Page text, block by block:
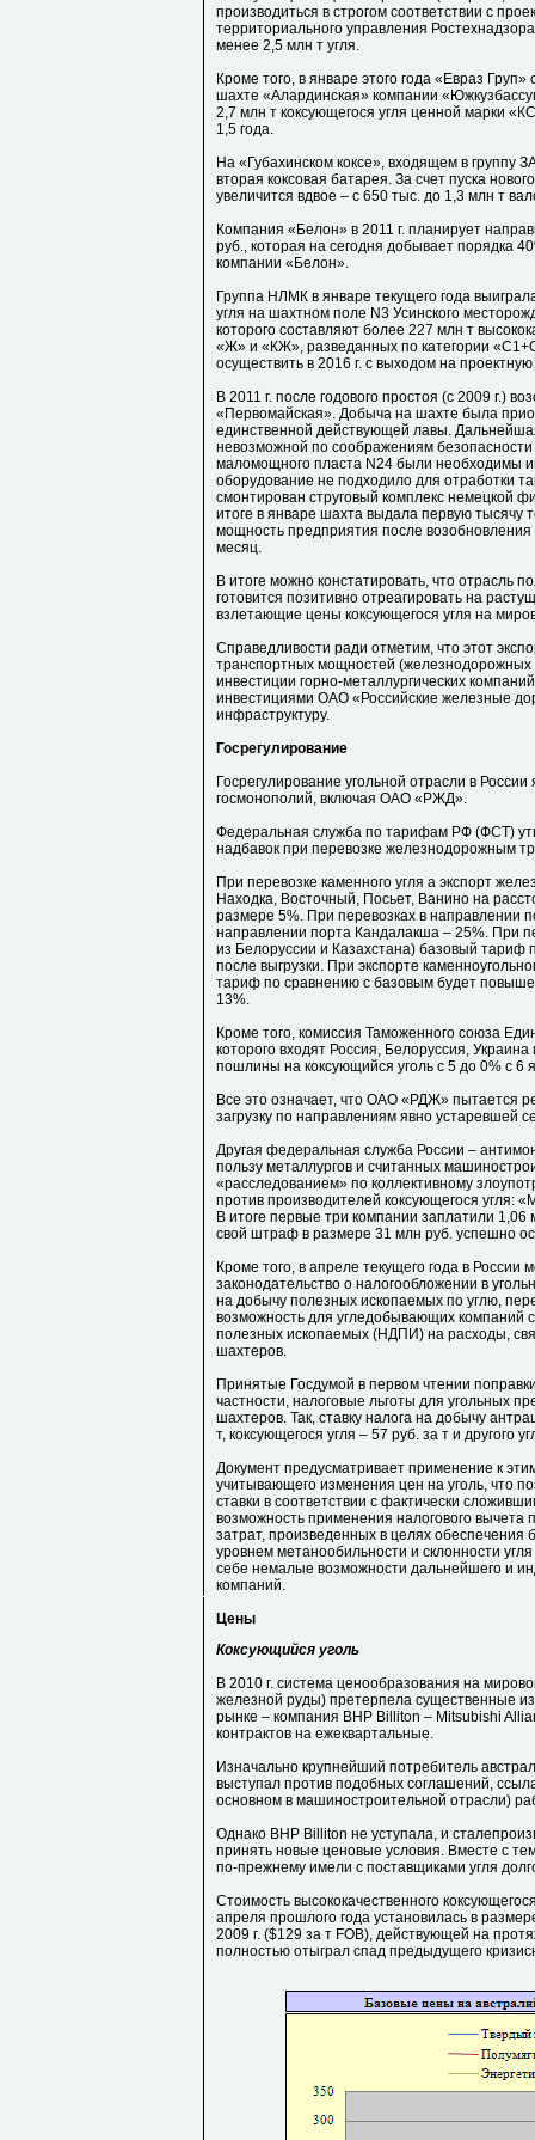
производиться в строгом соответствии с
территориального управления
менее 2,5 млн т угля.
Кроме того, в январе этого года «Евраз
шахте «Алардинская» компании
2,7 млн т коксующегося угля ценной марки
1,5 года.
На «Губахинском коксе», входящем в группу
вторая коксовая батарея. За счет пуска
увеличится вдвое – с 650 тыс. до 1,3 млн т
Компания «Белон» в 2011 г. планирует
руб., которая на сегодня добывает порядка
компании «Белон».
Группа НЛМК в январе текущего года
угля на шахтном поле N3 Усинского
которого составляют более 227 млн т
«Ж» и «КЖ», разведанных по категории
осуществить в 2016 г. с выходом на
В 2011 г. после годового простоя (с 2009 г.)
«Первомайская». Добыча на шахте была
единственной действующей лавы.
невозможной по соображениям
маломощного пласта N24 были необходимы
оборудование не подходило для отработки
смонтирован струговый комплекс немецкой
итоге в январе шахта выдала первую тысячу
мощность предприятия после возобновления
месяц.
В итоге можно констатировать, что отрасль
готовится позитивно отреагировать на
взлетающие цены коксующегося угля на
Справедливости ради отметим, что этот
транспортных мощностей
инвестиции горно-металлургических
инвестициями ОАО «Российские железные
инфраструктуру.
Госрегулирование
Госрегулирование угольной отрасли в
госмонополий, включая ОАО «РЖД».
Федеральная служба по тарифам РФ (ФСТ)
надбавок при перевозке железнодорожным
При перевозке каменного угля а экспорт
Находка, Восточный, Посьет, Ванино на
размере 5%. При перевозках в направлении
направлении порта Кандалакша – 25%. При
из Белоруссии и Казахстана) базовый тариф
после выгрузки. При экспорте
тариф по сравнению с базовым будет
13%.
Кроме того, комиссия Таможенного союза
которого входят Россия, Белоруссия,
пошлины на коксующийся уголь с 5 до 0% с 6
Все это означает, что ОАО «РДЖ» пытается
загрузку по направлениям явно устаревшей
Другая федеральная служба России –
пользу металлургов и считанных
«расследованием» по коллективному
против производителей коксующегося угля:
В итоге первые три компании заплатили
свой штраф в размере 31 млн руб. успешно
Кроме того, в апреле текущего года в России
законодательство о налогообложении в
на добычу полезных ископаемых по углю,
возможность для угледобывающих компаний
полезных ископаемых (НДПИ) на расходы,
шахтеров.
Принятые Госдумой в первом чтении
частности, налоговые льготы для угольных
шахтеров. Так, ставку налога на добычу
т, коксующегося угля – 57 руб. за т и другого
Документ предусматривает применение к
учитывающего изменения цен на уголь, что
ставки в соответствии с фактически
возможность применения налогового
затрат, произведенных в целях обеспечения
уровнем метанообильности и склонности
себе немалые возможности дальнейшего и
компаний.
Цены
Коксующийся уголь
В 2010 г. система ценообразования на
железной руды) претерпела существенные
рынке – компания BHP Billiton – Mitsubishi
контрактов на ежеквартальные.
Изначально крупнейший потребитель
выступал против подобных соглашений,
основном в машиностроительной отрасли)
Однако BHP Billiton не уступала, и
принять новые ценовые условия. Вместе с
по-прежнему имели с поставщиками угля
Стоимость высококачественного
апреля прошлого года установилась в
2009 г. ($129 за т FOB), действующей на
полностью отыграл спад предыдущего